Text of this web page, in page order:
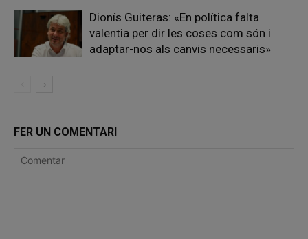
Dionís Guiteras: «En política falta
valentia per dir les coses com són i
adaptar-nos als canvis necessaris»
FER UN COMENTARI